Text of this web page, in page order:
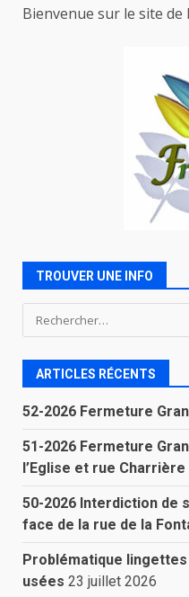
Bienvenue sur le site de
TROUVER UNE INFO
Rechercher :
ARTICLES RÉCENTS
52-2026 Fermeture
51-2026 Fermeture
l’Eglise et rue
50-2026 Interdiction de
face de la rue de la
Problématique lingettes
usées 23 juillet 2026